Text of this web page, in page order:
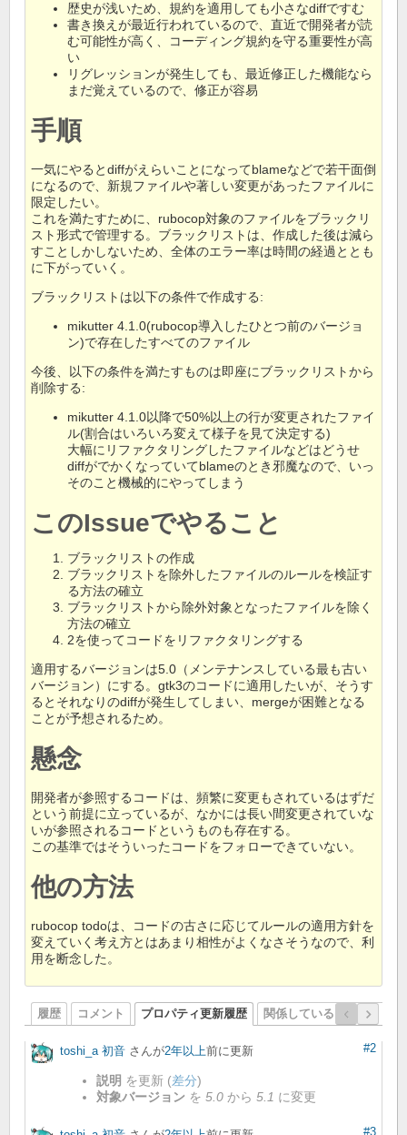
歴史が浅いため、規約を適用しても小さなdiffですむ
書き換えが最近行われているので、直近で開発者が読
む可能性が高く、コーディング規約を守る重要性が高
い
リグレッションが発生しても、最近修正した機能なら
まだ覚えているので、修正が容易
手順
一気にやるとdiffがえらいことになってblameなどで若干面倒
になるので、新規ファイルや著しい変更があったファイルに
限定したい。
これを満たすために、rubocop対象のファイルをブラックリ
スト形式で管理する。ブラックリストは、作成した後は減ら
すことしかしないため、全体のエラー率は時間の経過ととも
に下がっていく。
ブラックリストは以下の条件で作成する:
mikutter 4.1.0(rubocop導入したひとつ前のバージョ
ン)で存在したすべてのファイル
今後、以下の条件を満たすものは即座にブラックリストから
削除する:
mikutter 4.1.0以降で50%以上の行が変更されたファイ
ル(割合はいろいろ変えて様子を見て決定する)
大幅にリファクタリングしたファイルなどはどうせ
diffがでかくなっていてblameのとき邪魔なので、いっ
そのこと機械的にやってしまう
このIssueでやること
ブラックリストの作成
ブラックリストを除外したファイルのルールを検証す
る方法の確立
ブラックリストから除外対象となったファイルを除く
方法の確立
2を使ってコードをリファクタリングする
適用するバージョンは5.0（メンテナンスしている最も古い
バージョン）にする。gtk3のコードに適用したいが、そうす
るとそれなりのdiffが発生してしまい、mergeが困難となる
ことが予想されるため。
懸念
開発者が参照するコードは、頻繁に変更もされているはずだ
という前提に立っているが、なかには長い間変更されていな
いが参照されるコードというものも存在する。
この基準ではそういったコードをフォローできていない。
他の方法
rubocop todoは、コードの古さに応じてルールの適用方針を
変えていく考え方とはあまり相性がよくなさそうなので、利
用を断念した。
履歴 コメント プロパティ更新履歴 関係しているリビジョン
#2
toshi_a 初音 さんが2年以上前に更新
説明 を更新 (差分)
対象バージョン を 5.0 から 5.1 に変更
#3